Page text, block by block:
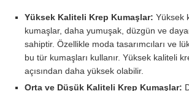
Yüksek Kaliteli Krep Kumaşlar: Yüksek
kumaşlar, daha yumuşak, düzgün ve
sahiptir. Özellikle moda tasarımcıları ve
bu tür kumaşları kullanır. Yüksek kaliteli
açısından daha yüksek olabilir.
Orta ve Düşük Kaliteli Krep Kumaşlar: